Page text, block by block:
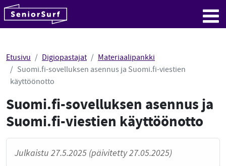
Hyppää sisältöön
Etusivu Digiopastajat
Materiaalipankki
Suomi.fi-sovelluksen asennus ja Suomi.fi-viestien
käyttöönotto
Suomi.fi-sovelluksen asennus ja
Suomi.fi-viestien käyttöönotto
Julkaistu 27.5.2025 (päivitetty 27.05.2025)